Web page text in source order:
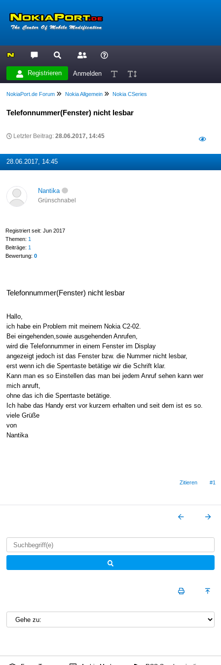
Registrieren Anmelden
NokiaPort.de Forum Nokia Allgemein Nokia CSeries
Telefonnummer(Fenster) nicht lesbar
Letzter Beitrag:28.06.2017, 14:45
28.06.2017, 14:45
Nantika
Grünschnabel
Registriert seit: Jun 2017
Themen: 1
Beiträge: 1
Bewertung: 0
Telefonnummer(Fenster) nicht lesbar
Hallo,
ich habe ein Problem mit meinem Nokia C2-02.
Bei eingehenden,sowie ausgehenden Anrufen,
wird die Telefonnummer in einem Fenster im Display
angezeigt jedoch ist das Fenster bzw. die Nummer nicht lesbar,
erst wenn ich die Sperrtaste betätige wir die Schrift klar.
Kann man es so Einstellen das man bei jedem Anruf sehen kann wer
mich anruft,
ohne das ich die Sperrtaste betätige.
Ich habe das Handy erst vor kurzem erhalten und seit dem ist es so.
viele Grüße
von
Nantika
Zitieren #1